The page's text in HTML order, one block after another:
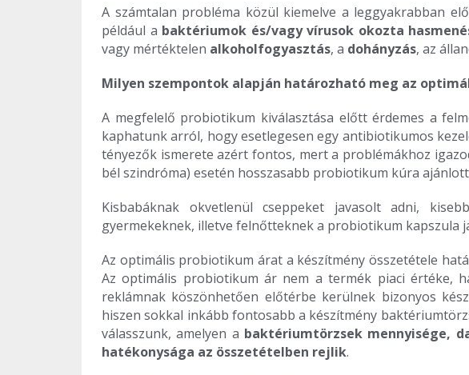
A számtalan probléma közül kiemelve a leggyakrabban
például a baktériumok és/vagy vírusok okozta
vagy mértéktelen alkoholfogyasztás, a dohányzás, az
Milyen szempontok alapján határozható meg az
A megfelelő probiotikum kiválasztása előtt érdemes a
kaphatunk arról, hogy esetlegesen egy antibiotikumos
tényezők ismerete azért fontos, mert a problémákhoz
bél szindróma) esetén hosszasabb probiotikum kúra
Kisbabáknak okvetlenül cseppeket javasolt adni,
gyermekeknek, illetve felnőtteknek a probiotikum kapszula
Az optimális probiotikum árat a készítmény összetétele
Az optimális probiotikum ár nem a termék piaci értéke,
reklámnak köszönhetően előtérbe kerülnek bizonyos
hiszen sokkal inkább fontosabb a készítmény
válasszunk, amelyen a baktériumtörzsek mennyisége,
hatékonysága az összetételben rejlik.